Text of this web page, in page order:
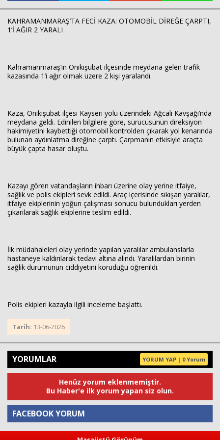
KAHRAMANMARAŞ’TA FECİ KAZA: OTOMOBİL DİREĞE ÇARPTI,
1’İ AĞIR 2 YARALI
Kahramanmaraş’ın Onikişubat ilçesinde meydana gelen trafik
kazasında 1’i ağır olmak üzere 2 kişi yaralandı.
Kaza, Onikişubat ilçesi Kayseri yolu üzerindeki Ağcalı Kavşağı’nda
meydana geldi. Edinilen bilgilere göre, sürücüsünün direksiyon
hakimiyetini kaybettiği otomobil kontrolden çıkarak yol kenarında
bulunan aydınlatma direğine çarptı. Çarpmanın etkisiyle araçta
büyük çapta hasar oluştu.
Kazayı gören vatandaşların ihbarı üzerine olay yerine itfaiye,
sağlık ve polis ekipleri sevk edildi. Araç içerisinde sıkışan yaralılar,
itfaiye ekiplerinin yoğun çalışması sonucu bulundukları yerden
çıkarılarak sağlık ekiplerine teslim edildi.
İlk müdahaleleri olay yerinde yapılan yaralılar ambulanslarla
hastaneye kaldırılarak tedavi altına alındı. Yaralılardan birinin
sağlık durumunun ciddiyetini koruduğu öğrenildi.
Polis ekipleri kazayla ilgili inceleme başlattı.
Tarih: 13-06-2026
YORUMLAR YORUM YAP | 0 Yorum
Henüz yorum eklenmemiştir.
Bu Haber'e ilk yorum yapan siz olun.
FACEBOOK YORUM